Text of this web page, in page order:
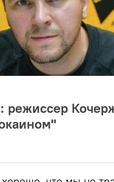
режиссер